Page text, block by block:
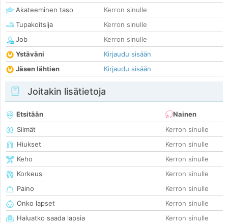
Akateeminen taso
Kerron sinulle
Tupakoitsija
Kerron sinulle
Job
Kerron sinulle
Ystäväni
Kirjaudu sisään
Jäsen lähtien
Kirjaudu sisään
Joitakin lisätietoja
Etsitään
Nainen
Silmät
Kerron sinulle
Hiukset
Kerron sinulle
Keho
Kerron sinulle
Korkeus
Kerron sinulle
Paino
Kerron sinulle
Onko lapset
Kerron sinulle
Haluatko saada lapsia
Kerron sinulle